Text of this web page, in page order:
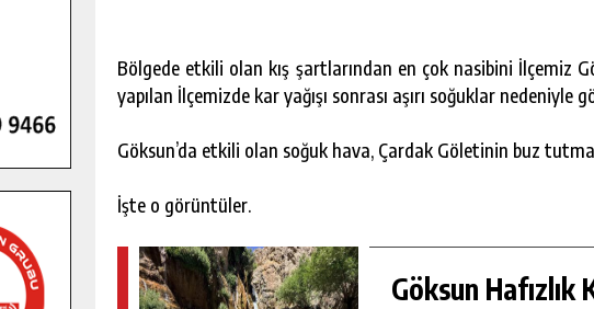
Bölgede etkili olan kış şartlarından en çok nasibini İlçemiz
yapılan İlçemizde kar yağışı sonrası aşırı soğuklar nedeniyle
Göksun’da etkili olan soğuk hava, Çardak Göletinin buz
İşte o görüntüler.
Göksun Hafızlık